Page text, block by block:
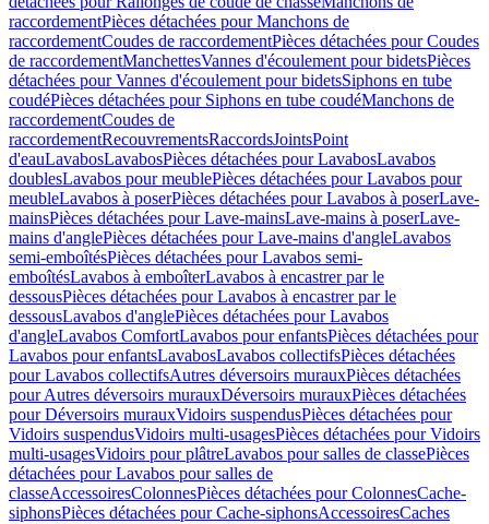
raccordementPièces détachées pour Manchons de
raccordementCoudes de raccordementPièces détachées pour Coudes
de raccordementManchettesVannes d'écoulement pour bidetsPièces
détachées pour Vannes d'écoulement pour bidetsSiphons en tube
coudéPièces détachées pour Siphons en tube coudéManchons de
raccordementCoudes de
raccordementRecouvrementsRaccordsJointsPoint
d'eauLavabosLavabosPièces détachées pour LavabosLavabos
doublesLavabos pour meublePièces détachées pour Lavabos pour
meubleLavabos à poserPièces détachées pour Lavabos à poserLave-
mainsPièces détachées pour Lave-mainsLave-mains à poserLave-
mains d'anglePièces détachées pour Lave-mains d'angleLavabos
semi-emboîtésPièces détachées pour Lavabos semi-
emboîtésLavabos à emboîterLavabos à encastrer par le
dessousPièces détachées pour Lavabos à encastrer par le
dessousLavabos d'anglePièces détachées pour Lavabos
d'angleLavabos ComfortLavabos pour enfantsPièces détachées pour
Lavabos pour enfantsLavabosLavabos collectifsPièces détachées
pour Lavabos collectifsAutres déversoirs murauxPièces détachées
pour Autres déversoirs murauxDéversoirs murauxPièces détachées
pour Déversoirs murauxVidoirs suspendusPièces détachées pour
Vidoirs suspendusVidoirs multi-usagesPièces détachées pour Vidoirs
multi-usagesVidoirs pour plâtreLavabos pour salles de classePièces
détachées pour Lavabos pour salles de
classeAccessoiresColonnesPièces détachées pour ColonnesCache-
siphonsPièces détachées pour Cache-siphonsAccessoiresCaches